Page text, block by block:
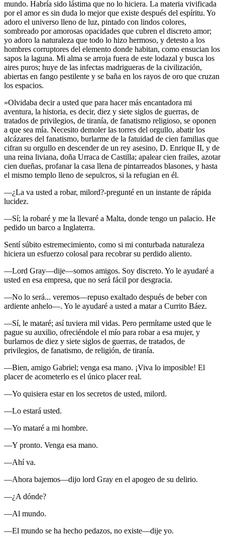
mundo. Habría sido lástima que no lo hiciera. La materia vivificada
por el amor es sin duda lo mejor que existe después del espíritu. Yo
adoro el universo lleno de luz, pintado con lindos colores,
sombreado por amorosas opacidades que cubren el discreto amor;
yo adoro la naturaleza que todo lo hizo hermoso, y detesto a los
hombres corruptores del elemento donde habitan, como ensucian los
sapos la laguna. Mi alma se arroja fuera de este lodazal y busca los
aires puros; huye de las infectas madrigueras de la civilización,
abiertas en fango pestilente y se baña en los rayos de oro que cruzan
los espacios.
»Olvidaba decir a usted que para hacer más encantadora mi
aventura, la historia, es decir, diez y siete siglos de guerras, de
tratados de privilegios, de tiranía, de fanatismo religioso, se oponen
a que sea mía. Necesito demoler las torres del orgullo, abatir los
alcázares del fanatismo, burlarme de la fatuidad de cien familias que
cifran su orgullo en descender de un rey asesino, D. Enrique II, y de
una reina liviana, doña Urraca de Castilla; apalear cien frailes, azotar
cien dueñas, profanar la casa llena de pintarreados blasones, y hasta
el mismo templo lleno de sepulcros, si la refugian en él.
—¿La va usted a robar, milord?-pregunté en un instante de rápida
lucidez.
—Sí; la robaré y me la llevaré a Malta, donde tengo un palacio. He
pedido un barco a Inglaterra.
Sentí súbito estremecimiento, como si mi conturbada naturaleza
hiciera un esfuerzo colosal para recobrar su perdido aliento.
—Lord Gray—dije—somos amigos. Soy discreto. Yo le ayudaré a
usted en esa empresa, que no será fácil por desgracia.
—No lo será... veremos—repuso exaltado después de beber con
ardiente anhelo—. Yo le ayudaré a usted a matar a Currito Báez.
—Sí, le mataré; así tuviera mil vidas. Pero permítame usted que le
pague su auxilio, ofreciéndole el mío para robar a esa mujer, y
burlarnos de diez y siete siglos de guerras, de tratados, de
privilegios, de fanatismo, de religión, de tiranía.
—Bien, amigo Gabriel; venga esa mano. ¡Viva lo imposible! El
placer de acometerlo es el único placer real.
—Yo quisiera estar en los secretos de usted, milord.
—Lo estará usted.
—Yo mataré a mi hombre.
—Y pronto. Venga esa mano.
—Ahí va.
—Ahora bajemos—dijo lord Gray en el apogeo de su delirio.
—¿A dónde?
—Al mundo.
—El mundo se ha hecho pedazos, no existe—dije yo.